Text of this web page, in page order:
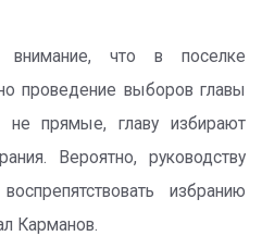
что в поселке
проведение выборов главы
прямые, главу избирают
Вероятно, руководству
избранию
Карманов.